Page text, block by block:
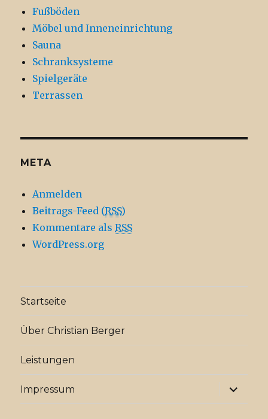
Fußböden
Möbel und Inneneinrichtung
Sauna
Schranksysteme
Spielgeräte
Terrassen
META
Anmelden
Beitrags-Feed (RSS)
Kommentare alsRSS
WordPress.org
Startseite
Über Christian Berger
Leistungen
Impressum